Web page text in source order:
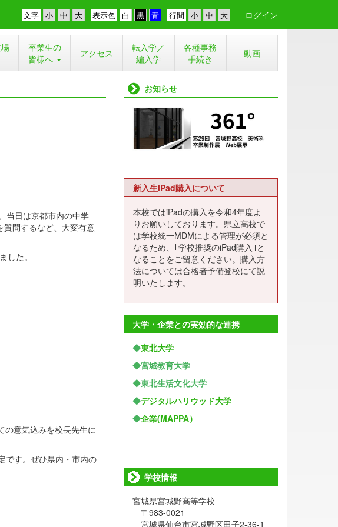
行間
表示色
文字 ログイン
卒業生の
皆様へ
アクセス
転入学／
編入学
各種事務
手続き
動画
当日は京都市内の中学
質問するなど、大変有意
た。
の意気込みを校長先生に
です。ぜひ県内・市内の
お知らせ
新入生iPad購入について
本校ではiPadの購入を令和4年度よ
りお願いしております。県立高校で
は学校統一MDMによる管理が必須と
なるため、｢学校推奨のiPad購入｣と
なることをご留意ください。購入方
法については合格者予備登校にて説
明いたします。
大学・企業との実効的な連携
◆東北大学
◆宮城教育大学
◆東北生活文化大学
◆デジタルハリウッド大学
◆企業(MAPPA）
学校情報
宮城県宮城野高等学校
〒983-0021
宮城県仙台市宮城野区田子2-36-1